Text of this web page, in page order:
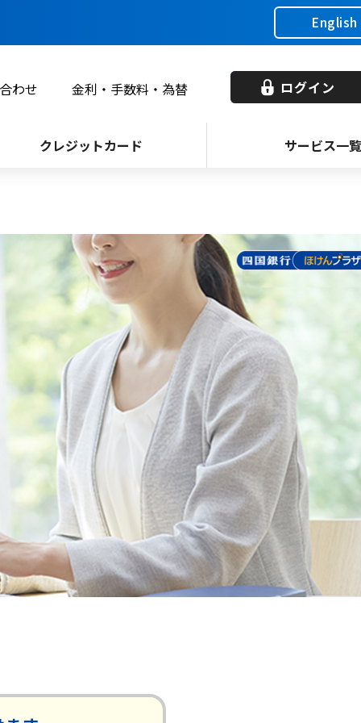
わせ 金利・手数料・為替
クレジットカード サービス一覧
English
ログイン